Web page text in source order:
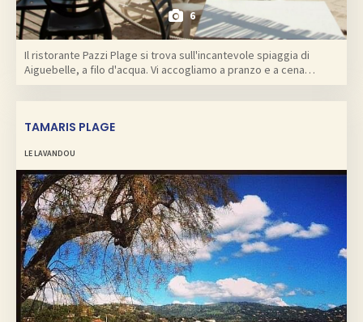
6
Il ristorante Pazzi Plage si trova sull'incantevole spiaggia di
Aiguebelle, a filo d'acqua. Vi accogliamo a pranzo e a cena…
TAMARIS PLAGE
LE LAVANDOU